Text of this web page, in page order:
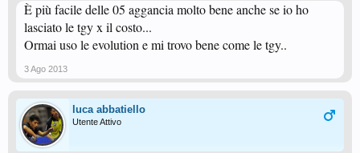
È più facile delle 05 aggancia molto bene anche se io ho
lasciato le tgy x il costo...
Ormai uso le evolution e mi trovo bene come le tgy..
3 Ago 2013
luca abbatiello
Utente Attivo